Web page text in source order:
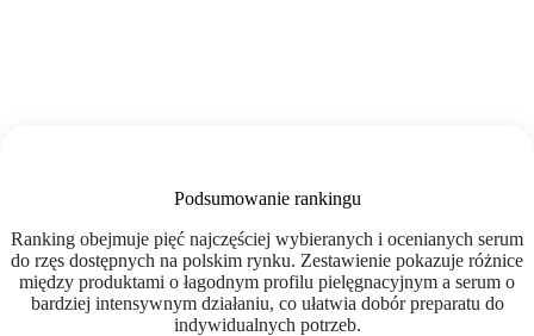
Podsumowanie rankingu
Ranking obejmuje pięć najczęściej wybieranych i ocenianych serum
do rzęs dostępnych na polskim rynku. Zestawienie pokazuje różnice
między produktami o łagodnym profilu pielęgnacyjnym a serum o
bardziej intensywnym działaniu, co ułatwia dobór preparatu do
indywidualnych potrzeb.